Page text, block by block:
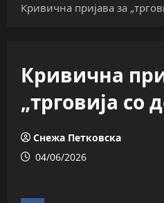
Кривична пријава за
Кривична
„трговија со
Снежа Петковска
04/06/2026